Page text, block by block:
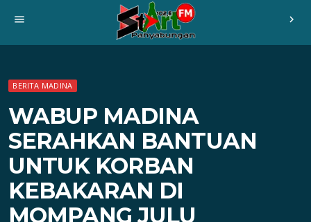
menu chevron_right
BERITA MADINA
WABUP MADINA
SERAHKAN BANTUAN
UNTUK KORBAN
KEBAKARAN DI
MOMPANG JULU